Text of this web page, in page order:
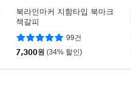
북라인마커 지함타입 북마크
책갈피
99건
7,300원 (34% 할인)